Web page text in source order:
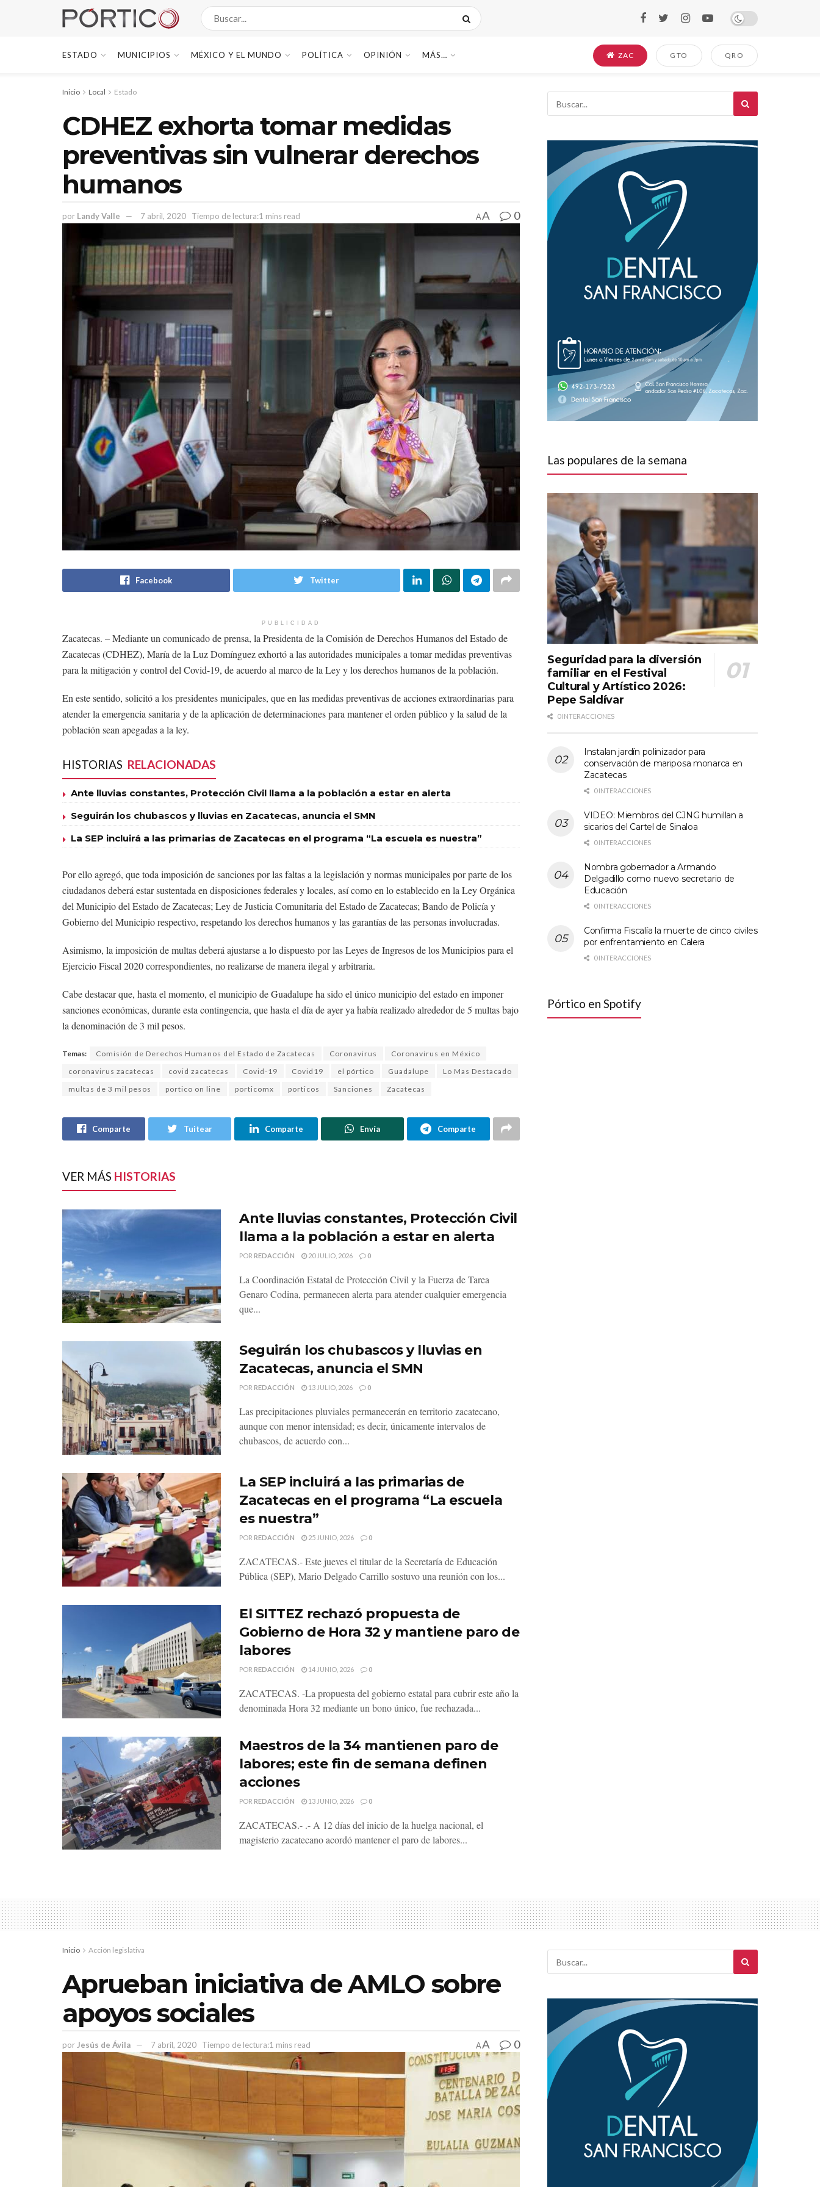
ESTADO MUNICIPIOS MÉXICO Y EL MUNDO POLÍTICA OPINIÓN MÁS… ZAC GTO QRO
Inicio Local Estado
CDHEZ exhorta tomar medidas
preventivas sin vulnerar derechos
humanos
por Landy Valle 7 abril, 2020 Tiempo de lectura:1 mins read AA 0
Facebook Twitter
PUBLICIDAD
Zacatecas. – Mediante un comunicado de prensa, la Presidenta de la Comisión de Derechos Humanos del Estado de
Zacatecas (CDHEZ), María de la Luz Domínguez exhortó a las autoridades municipales a tomar medidas preventivas
para la mitigación y control del Covid-19, de acuerdo al marco de la Ley y los derechos humanos de la población.
En este sentido, solicitó a los presidentes municipales, que en las medidas preventivas de acciones extraordinarias para
atender la emergencia sanitaria y de la aplicación de determinaciones para mantener el orden público y la salud de la
población sean apegadas a la ley.
HISTORIAS RELACIONADAS
Ante lluvias constantes, Protección Civil llama a la población a estar en alerta
Seguirán los chubascos y lluvias en Zacatecas, anuncia el SMN
La SEP incluirá a las primarias de Zacatecas en el programa “La escuela es nuestra”
Por ello agregó, que toda imposición de sanciones por las faltas a la legislación y normas municipales por parte de los
ciudadanos deberá estar sustentada en disposiciones federales y locales, así como en lo establecido en la Ley Orgánica
del Municipio del Estado de Zacatecas; Ley de Justicia Comunitaria del Estado de Zacatecas; Bando de Policía y
Gobierno del Municipio respectivo, respetando los derechos humanos y las garantías de las personas involucradas.
Asimismo, la imposición de multas deberá ajustarse a lo dispuesto por las Leyes de Ingresos de los Municipios para el
Ejercicio Fiscal 2020 correspondientes, no realizarse de manera ilegal y arbitraria.
Cabe destacar que, hasta el momento, el municipio de Guadalupe ha sido el único municipio del estado en imponer
sanciones económicas, durante esta contingencia, que hasta el día de ayer ya había realizado alrededor de 5 multas bajo
la denominación de 3 mil pesos.
Temas: Comisión de Derechos Humanos del Estado de Zacatecas Coronavirus
Coronavirus en México
coronavirus zacatecas
covid zacatecas Covid-19 Covid19 el pórtico Guadalupe
Lo Mas Destacado
multas de 3 mil pesos
portico on line porticomx porticos Sanciones Zacatecas
Comparte Tuitear Comparte Envía Comparte
VER MÁS HISTORIAS
Ante lluvias constantes, Protección Civil
llama a la población a estar en alerta
POR REDACCIÓN 20 JULIO, 2026 0
La Coordinación Estatal de Protección Civil y la Fuerza de Tarea
Genaro Codina, permanecen alerta para atender cualquier emergencia
que...
Seguirán los chubascos y lluvias en
Zacatecas, anuncia el SMN
POR REDACCIÓN 13 JULIO, 2026 0
Las precipitaciones pluviales permanecerán en territorio zacatecano,
aunque con menor intensidad; es decir, únicamente intervalos de
chubascos, de acuerdo con...
La SEP incluirá a las primarias de
Zacatecas en el programa “La escuela
es nuestra”
POR REDACCIÓN 25 JUNIO, 2026 0
ZACATECAS.- Este jueves el titular de la Secretaría de Educación
Pública (SEP), Mario Delgado Carrillo sostuvo una reunión con los...
El SITTEZ rechazó propuesta de
Gobierno de Hora 32 y mantiene paro de
labores
POR REDACCIÓN 14 JUNIO, 2026 0
ZACATECAS. -La propuesta del gobierno estatal para cubrir este año la
denominada Hora 32 mediante un bono único, fue rechazada...
Maestros de la 34 mantienen paro de
labores; este fin de semana definen
acciones
POR REDACCIÓN 13 JUNIO, 2026 0
ZACATECAS.- .- A 12 días del inicio de la huelga nacional, el
magisterio zacatecano acordó mantener el paro de labores...
Las populares de la semana
Seguridad para la diversión
familiar en el Festival
Cultural y Artístico 2026:
Pepe Saldívar
0 INTERACCIONES
Instalan jardín polinizador para
conservación de mariposa monarca en
Zacatecas
0 INTERACCIONES
VIDEO: Miembros del CJNG humillan a
sicarios del Cartel de Sinaloa
0 INTERACCIONES
Nombra gobernador a Armando
Delgadillo como nuevo secretario de
Educación
0 INTERACCIONES
Confirma Fiscalía la muerte de cinco civiles
por enfrentamiento en Calera
0 INTERACCIONES
Pórtico en Spotify
Inicio Acción legislativa
Aprueban iniciativa de AMLO sobre
apoyos sociales
porJesús de Ávila 7 abril, 2020 Tiempo de lectura:1 mins read AA 0